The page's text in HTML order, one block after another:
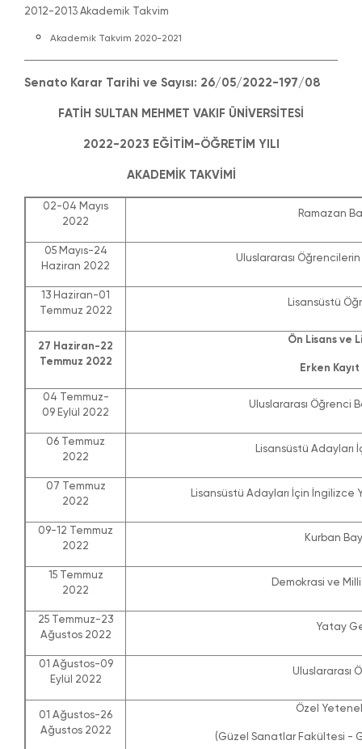
2012-2013 Akademik Takvim
Akademik Takvim 2020-2021
Senato Karar Tarihi ve Sayısı: 26/05/2022-197/08
FATİH SULTAN MEHMET VAKIF ÜNİVERSİTESİ
2022-2023 EĞİTİM-ÖĞRETİM YILI
AKADEMİK TAKVİMİ
02-04 Mayıs
2022
Ramazan
05 Mayıs-24
Haziran 2022
Uluslararası
13 Haziran-01
Temmuz 2022
Lisansüstü
27 Haziran-22
Temmuz 2022
Ön Lisans ve
Erken
04 Temmuz-
09 Eylül 2022
Uluslararası Öğrenci
06 Temmuz
2022
Lisansüstü Adayları
07 Temmuz
2022
Lisansüstü Adayları İçin İngilizce
09-12 Temmuz
2022
Kurban
15 Temmuz
2022
Demokrasi ve
25 Temmuz-23
Ağustos 2022
Yatay
01 Ağustos-09
Eylül 2022
Uluslararası
01 Ağustos-26
Ağustos 2022
Özel
(Güzel Sanatlar Fakültesi -